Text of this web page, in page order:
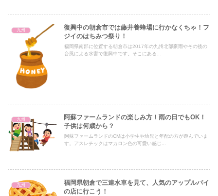
九州
復興中の朝倉市では藤井養蜂場に行かなくちゃ！フ
ジイのはちみつ祭り！
福岡県南部に位置する朝倉市は2017年の九州北部豪雨やその後の
台風による水害で復興中です。そこにある...
九州
阿蘇ファームランドの楽しみ方！雨の日でもOK！
子供は何歳から？
阿蘇ファームランドのCMは小学生や幼児と年配の方が遊んでいま
す。アスレチックはマカロン色の可愛い感じ...
九州
福岡県朝倉で三連水車を見て、人気のアップルパイ
の店に行こう！